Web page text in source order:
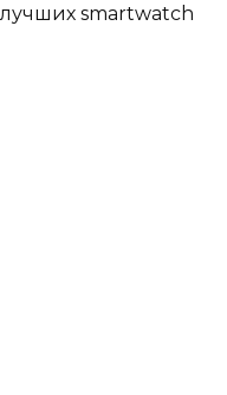
лучших smartwatch